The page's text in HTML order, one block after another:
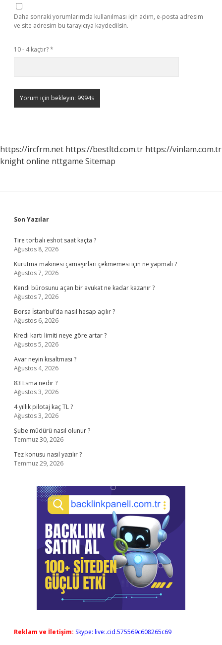
Daha sonraki yorumlarımda kullanılması için adım, e-posta adresim
ve site adresim bu tarayıcıya kaydedilsin.
10 - 4 kaçtır?*
https://ircfrm.net https://bestltd.com.tr https://vinlam.com.tr
knight online nttgame Sitemap
Sidebar
Son Yazılar
Tire torbalı eshot saat kaçta ?
Ağustos 8, 2026
Kurutma makinesi çamaşırları çekmemesi için ne yapmalı ?
Ağustos 7, 2026
Kendi bürosunu açan bir avukat ne kadar kazanır ?
Ağustos 7, 2026
Borsa İstanbul’da nasıl hesap açılır ?
Ağustos 6, 2026
Kredi kartı limiti neye göre artar ?
Ağustos 5, 2026
Avar neyin kısaltması ?
Ağustos 4, 2026
83 Esma nedir ?
Ağustos 3, 2026
4 yıllık pilotaj kaç TL ?
Ağustos 3, 2026
Şube müdürü nasıl olunur ?
Temmuz 30, 2026
Tez konusu nasıl yazılır ?
Temmuz 29, 2026
Reklam ve İletişim: Skype: live:.cid.575569c608265c69